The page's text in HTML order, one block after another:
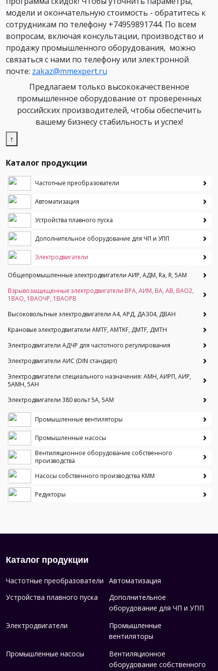
модели и окончательную стоимость - обратитесь к
сотрудникам по телефону +74959891744. По всем
вопросам, включая консультации, производство и
продажу промышленного оборудования, можно
связаться с нами по телефону или электронной
почте: zakaz@mmexpert.ru
Предлагаем только высококачественное
промышленное оборудование от проверенных
российских производителей, чтобы обеспечить
вашему бизнесу стабильность и успех!
↑
Каталог продукции
Частотные преобразователи
Автоматизация
Устройства плавного пуска
Дополнительное оборудование для ЧП и УПП
Электродвигатели
Общепромышленные электродвигатели АИР, АДМ, Ra, R, 5AM
Взрывозащищенные электродвигатели ВРА, АИМ, ВА, АВ, ВАO2,
1ВАО, 1ВАОЧР, 1ВАОРВ
Высоковольтные электродвигатели A4, АРД, ДАЗ04, ДВАН
Крановые электродвигатели AMTF, AMTKF, ДMTF, ДМТН
Электродвигатели АДЧР для частотного регулирования
Электродвигатели АИС (DIN стандарт)
Электродвигатели специального назначения: АМН, АИРП, АИР,
5АМН, 5АН
Электродвигатели 380 вольт 5А, 5АМ
Промышленные вентиляторы
Промышленные насосы
Вентиляционное оборудование собственного
производства
Насосы собственного производства KMM
Редукторы
Каталог продукции
Частотные преобразователи
Автоматизация
Устройства плавного пуска
Дополнительное
оборудование для ЧП и УПП
Электродвигатели Промышленные
вентиляторы
Промышленные насосы Вентиляционное
оборудование собственного